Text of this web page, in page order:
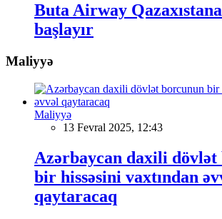
Buta Airway
başlayır
Maliyyə
Maliyyə
13 Fevral 2025, 12:43
Azərbaycan daxili dövlət
bir hissəsini vaxtından
qaytaracaq